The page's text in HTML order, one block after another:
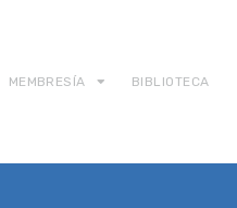
MEMBRESÍA BIBLIOTECA